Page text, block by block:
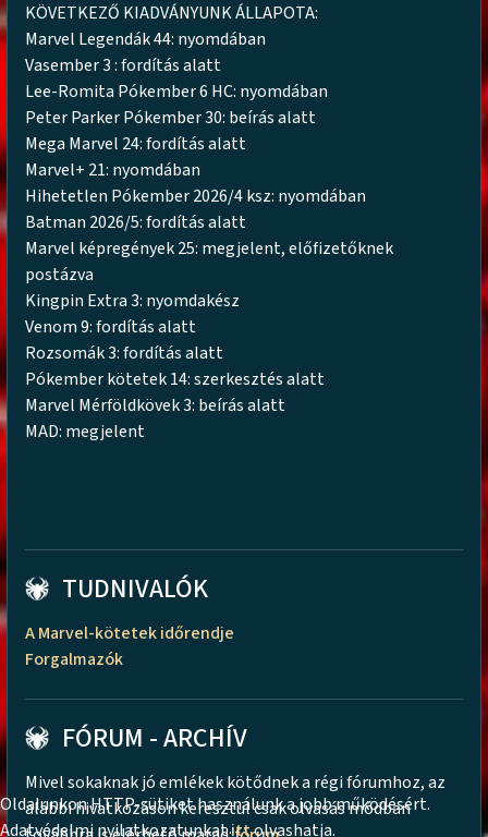
KÖVETKEZŐ KIADVÁNYUNK ÁLLAPOTA:
Marvel Legendák 44: nyomdában
Vasember 3 : fordítás alatt
Lee-Romita Pókember 6 HC: nyomdában
Peter Parker Pókember 30: beírás alatt
Mega Marvel 24: fordítás alatt
Marvel+ 21: nyomdában
Hihetetlen Pókember 2026/4 ksz: nyomdában
Batman 2026/5: fordítás alatt
Marvel képregények 25: megjelent, előfizetőknek
postázva
Kingpin Extra 3: nyomdakész
Venom 9: fordítás alatt
Rozsomák 3: fordítás alatt
Pókember kötetek 14: szerkesztés alatt
Marvel Mérföldkövek 3: beírás alatt
MAD: megjelent
TUDNIVALÓK
A Marvel-kötetek időrendje
Forgalmazók
FÓRUM - ARCHÍV
Mivel sokaknak jó emlékek kötődnek a régi fórumhoz, az
alábbi hivatkozáson keresztül csak olvasás módban
Oldalunkon HTTP-sütiket használunk a jobb működésért.
Adatvédelmi nyilatkozatunkatittolvashatja.